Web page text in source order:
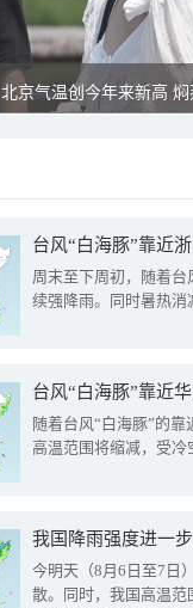
北京气温创今年来新高
台风“白海豚”靠近
周末至下周初，随着
续强降雨。同时暑热消
台风“白海豚”靠近
随着台风“白海豚”的
高温范围将缩减，受冷
今明天（8月6日至7日
散。同时，我国高温